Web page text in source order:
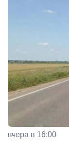
вчера в 16:00